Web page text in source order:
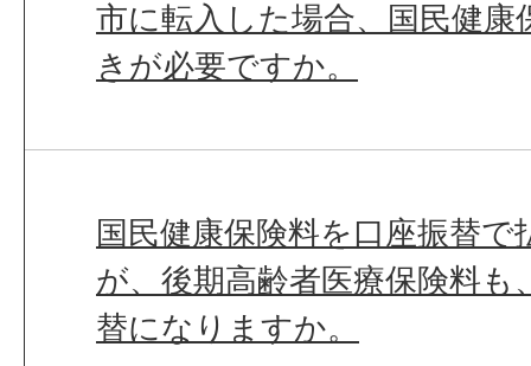
市に転入した場合、国民健康
きが必要ですか。
国民健康保険料を口座振替
が、後期高齢者医療保険料も
替になりますか。